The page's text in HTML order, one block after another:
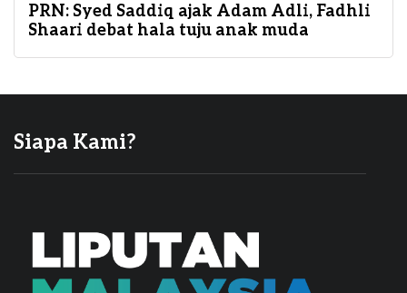
PRN: Syed Saddiq ajak Adam Adli, Fadhli
Shaari debat hala tuju anak muda
Siapa Kami?